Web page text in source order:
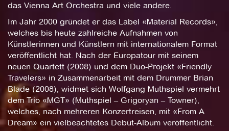
das Vienna Art Orchestra und viele andere.
Im Jahr 2000 gründet er das Label «Material Records»,
welches bis heute zahlreiche Aufnahmen von
Künstlerinnen und Künstlern mit internationalem Format
veröffentlicht hat. Nach der Europatour mit seinem
neuen Quartett (2008) und dem Duo-Projekt «Friendly
Travelers» in Zusammenarbeit mit dem Drummer Brian
Blade (2008), widmet sich Wolfgang Muthspiel vermehrt
dem Trio «MGT» (Muthspiel – Grigoryan – Towner),
welches, nach mehreren Konzertreisen, mit «From A
Dream» ein vielbeachtetes Debüt-Album veröffentlicht.